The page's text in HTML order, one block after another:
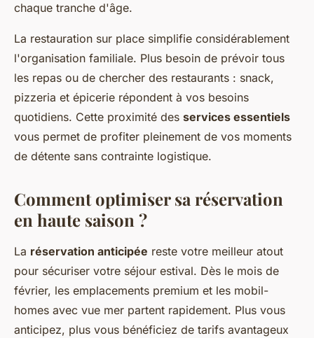
chaque tranche d'âge.
La restauration sur place simplifie considérablement
l'organisation familiale. Plus besoin de prévoir tous
les repas ou de chercher des restaurants : snack,
pizzeria et épicerie répondent à vos besoins
quotidiens. Cette proximité des services essentiels
vous permet de profiter pleinement de vos moments
de détente sans contrainte logistique.
Comment optimiser sa réservation
en haute saison ?
La réservation anticipée reste votre meilleur atout
pour sécuriser votre séjour estival. Dès le mois de
février, les emplacements premium et les mobil-
homes avec vue mer partent rapidement. Plus vous
anticipez, plus vous bénéficiez de tarifs avantageux